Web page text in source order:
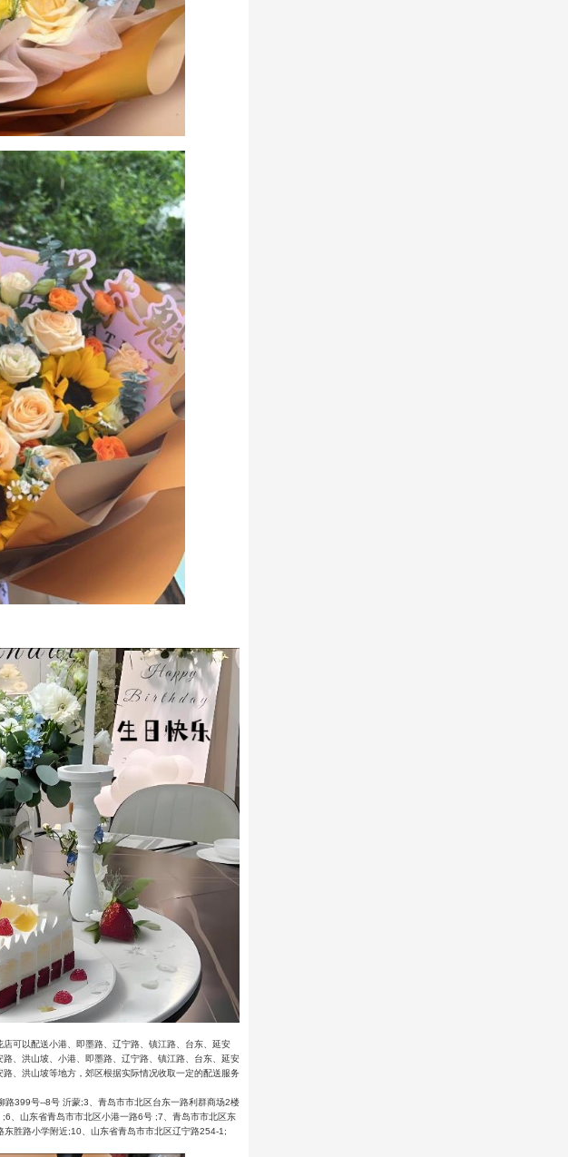
店可以配送小港、即墨路、辽宁路、镇江路、台东、延安
、洪山坡、小港、即墨路、辽宁路、镇江路、台东、延安
、洪山坡等地方，郊区根据实际情况收取一定的配送服务
399号--8号 沂蒙;3、青岛市市北区台东一路利群商场2楼
、山东省青岛市市北区小港一路6号 ;7、青岛市市北区东
胜路小学附近;10、山东省青岛市市北区辽宁路254-1;